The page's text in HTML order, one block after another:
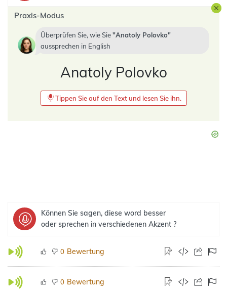
Praxis-Modus
Überprüfen Sie, wie Sie Anatoly Polovko
aussprechen in English
Anatoly Polovko
Tippen Sie auf den Text und lesen Sie ihn.
Können Sie sagen, diese word besser
oder sprechen in verschiedenen Akzent ?
0 Bewertung
0 Bewertung